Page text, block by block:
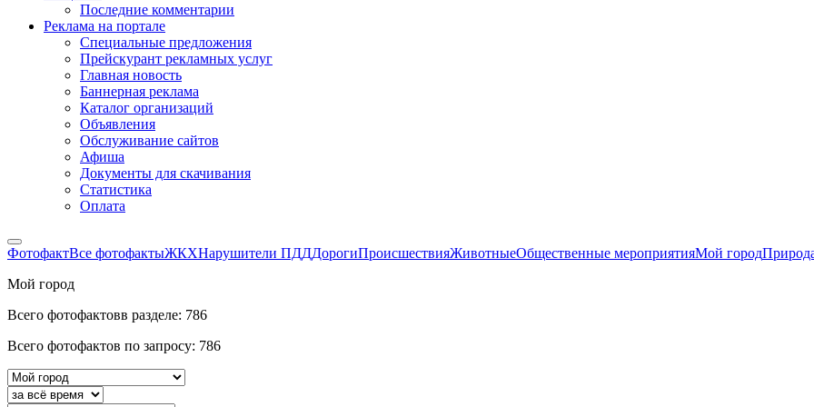
Последние комментарии
Реклама на портале
Специальные предложения
Прейскурант рекламных услуг
Главная новость
Баннерная реклама
Каталог организаций
Объявления
Обслуживание сайтов
Афиша
Документы для скачивания
Статистика
Оплата
ФотофактВсе фотофактыЖКХНарушители ПДДДорогиПроисшествияЖивотныеОбщественные мероприятияМой город
Мой город
Всего фотофактовв разделе: 786
Всего фотофактов по запросу: 786